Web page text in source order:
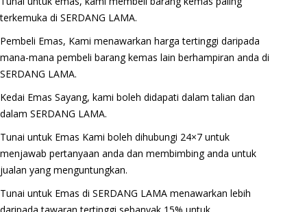
terkemuka di SERDANG LAMA.
Pembeli Emas, Kami menawarkan harga tertinggi daripada
mana-mana pembeli barang kemas lain berhampiran anda di
SERDANG LAMA.
Kedai Emas Sayang, kami boleh didapati dalam talian dan
dalam SERDANG LAMA.
Tunai untuk Emas Kami boleh dihubungi 24×7 untuk
menjawab pertanyaan anda dan membimbing anda untuk
jualan yang menguntungkan.
Tunai untuk Emas di SERDANG LAMA menawarkan lebih